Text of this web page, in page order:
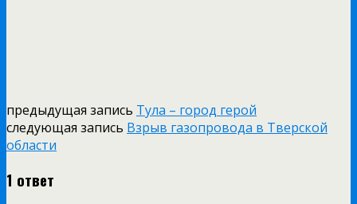
предыдущая запись Тула – город герой
следующая запись Взрыв газопровода в Тверской
области
1 ответ